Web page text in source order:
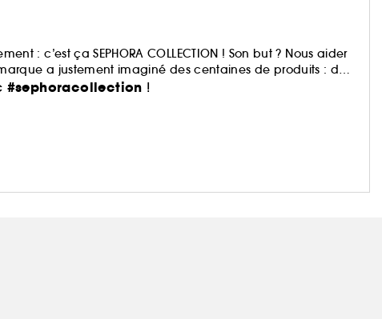
: c’est ça SEPHORA COLLECTION ! Son but ? Nous aider
a justement imaginé des centaines de produits : du
du bain aux compléments alimentaires,… Avec pour
#sephoracollection !